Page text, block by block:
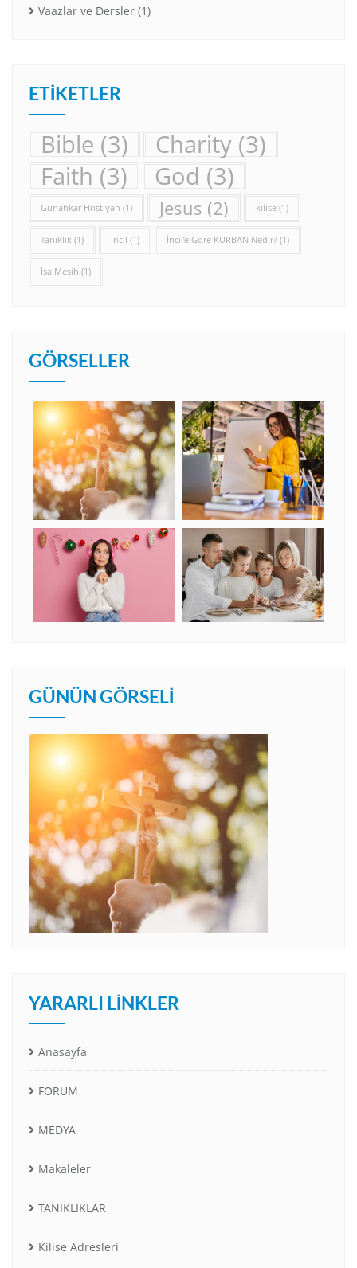
Vaazlar ve Dersler (1)
ETIKETLER
Bible (3) Charity (3)
Faith (3) God (3)
Günahkar Hristiyan (1) Jesus (2) kilise (1)
Tanıklık (1) İncil (1) İncil’e Göre KURBAN Nedir? (1)
İsa Mesih (1)
GÖRSELLER
GÜNÜN GÖRSELI
YARARLI LINKLER
Anasayfa
FORUM
MEDYA
Makaleler
TANIKLIKLAR
Kilise Adresleri